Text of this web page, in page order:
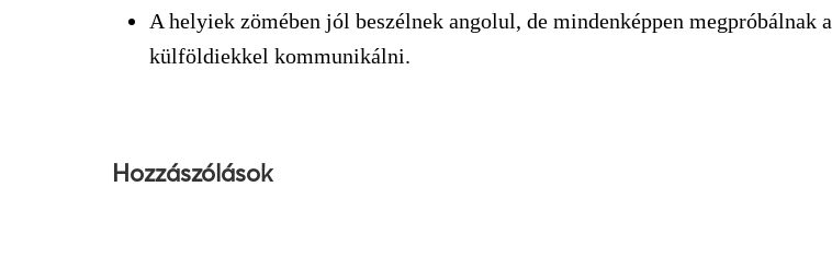
A helyiek zömében jól beszélnek angolul, de mindenképpen megpróbálnak a
külföldiekkel kommunikálni.
Hozzászólások